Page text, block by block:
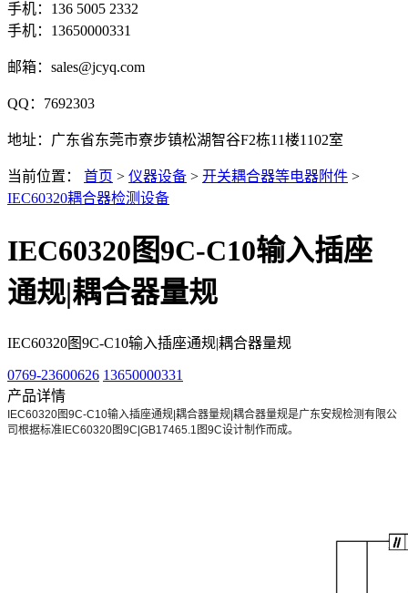
手机：136 5005 2332
手机：13650000331
邮箱：sales@jcyq.com
QQ：7692303
地址：广东省东莞市寮步镇松湖智谷F2栋11楼1102室
当前位置： 首页 > 仪器设备 > 开关耦合器等电器附件 >
IEC60320耦合器检测设备
IEC60320图9C-C10输入插座
通规|耦合器量规
IEC60320图9C-C10输入插座通规|耦合器量规
0769-23600626 13650000331
产品详情
IEC60320图9C-C10输入插座通规|耦合器量规|耦合器量规是广东安规检测有限公
司根据标准IEC60320图9C|GB17465.1图9C设计制作而成。